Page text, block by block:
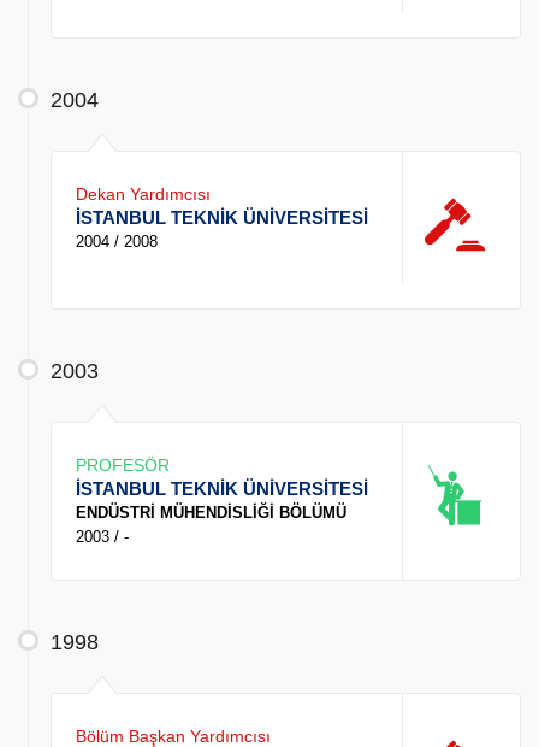
2004
Dekan Yardımcısı
İSTANBUL TEKNİK ÜNİVERSİTESİ
2004 / 2008
2003
PROFESÖR
İSTANBUL TEKNİK ÜNİVERSİTESİ
ENDÜSTRİ MÜHENDİSLİĞİ BÖLÜMÜ
2003 / -
1998
Bölüm Başkan Yardımcısı